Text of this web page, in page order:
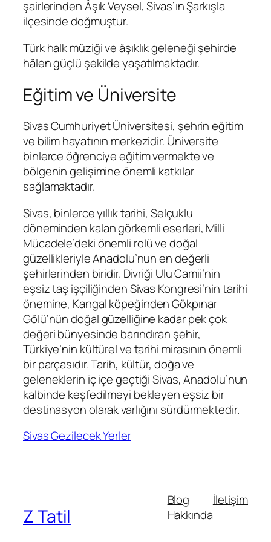
şairlerinden Âşık Veysel, Sivas’ın Şarkışla
ilçesinde doğmuştur.
Türk halk müziği ve âşıklık geleneği şehirde
hâlen güçlü şekilde yaşatılmaktadır.
Eğitim ve Üniversite
Sivas Cumhuriyet Üniversitesi, şehrin eğitim
ve bilim hayatının merkezidir. Üniversite
binlerce öğrenciye eğitim vermekte ve
bölgenin gelişimine önemli katkılar
sağlamaktadır.
Sivas, binlerce yıllık tarihi, Selçuklu
döneminden kalan görkemli eserleri, Milli
Mücadele’deki önemli rolü ve doğal
güzellikleriyle Anadolu’nun en değerli
şehirlerinden biridir. Divriği Ulu Camii’nin
eşsiz taş işçiliğinden Sivas Kongresi’nin tarihi
önemine, Kangal köpeğinden Gökpınar
Gölü’nün doğal güzelliğine kadar pek çok
değeri bünyesinde barındıran şehir,
Türkiye’nin kültürel ve tarihi mirasının önemli
bir parçasıdır. Tarih, kültür, doğa ve
geleneklerin iç içe geçtiği Sivas, Anadolu’nun
kalbinde keşfedilmeyi bekleyen eşsiz bir
destinasyon olarak varlığını sürdürmektedir.
Sivas Gezilecek Yerler
Z Tatil
Blog
Hakkında
İletişim